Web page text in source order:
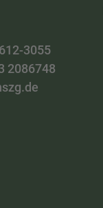
3055
2086748